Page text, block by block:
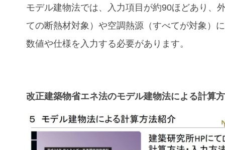
モデル建物法では、入力項目が約90ほどあり、
ての断熱材対象）や空調熱源（すべてが対象）
数値や仕様を入力する必要があります。
改正建築物省エネ法のモデル建物法による計算